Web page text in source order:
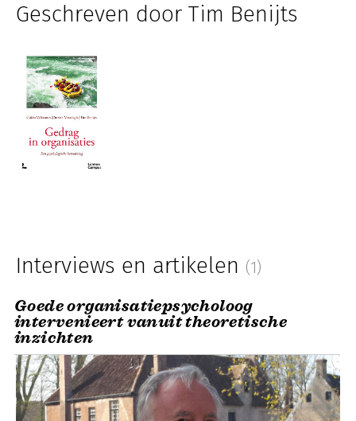
Geschreven door Tim Benijts
Interviews en artikelen (1)
Goede organisatiepsycholoog
intervenieert vanuit theoretische
inzichten